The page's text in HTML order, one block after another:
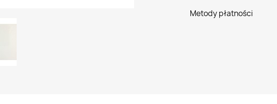
Metody płatności